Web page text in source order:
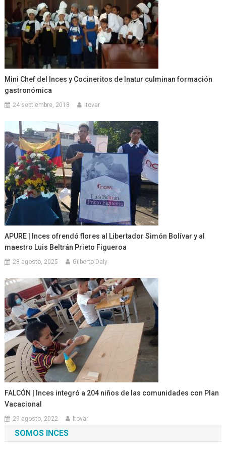
Mini Chef del Inces y Cocineritos de Inatur culminan formación
gastronómica
24 septiembre, 2018 ltovar
APURE | Inces ofrendó flores al Libertador Simón Bolívar y al
maestro Luis Beltrán Prieto Figueroa
28 agosto, 2025 Gilberto Daly
FALCÓN | Inces integró a 204 niños de las comunidades con Plan
Vacacional
29 agosto, 2022 ltovar
SOMOS INCES